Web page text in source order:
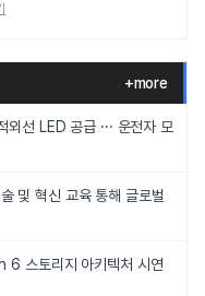
+more
선 LED 공급 ··· 운전자 모
및 혁신 교육 통해 글로벌
6 스토리지 아키텍처 시연